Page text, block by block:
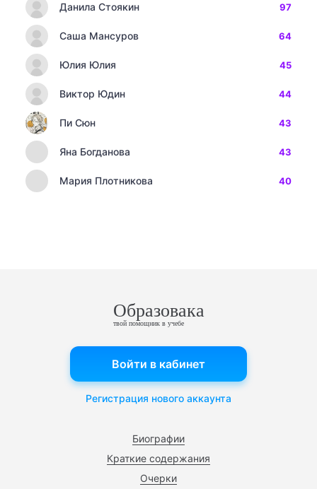
Данила Стоякин 97
Саша Мансуров 64
Юлия Юлия 45
Виктор Юдин 44
Пи Сюн 43
Яна Богданова 43
Мария Плотникова 40
Образовака
твой помощник в учебе
Биографии
Краткие содержания
Очерки
Войти в кабинет
Регистрация нового аккаунта